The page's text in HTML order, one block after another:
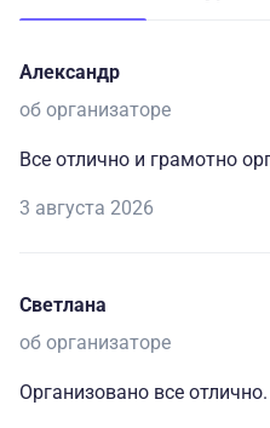
Александр
об организаторе
Все отлично и грамотно
3 августа 2026
Светлана
об организаторе
Организовано все